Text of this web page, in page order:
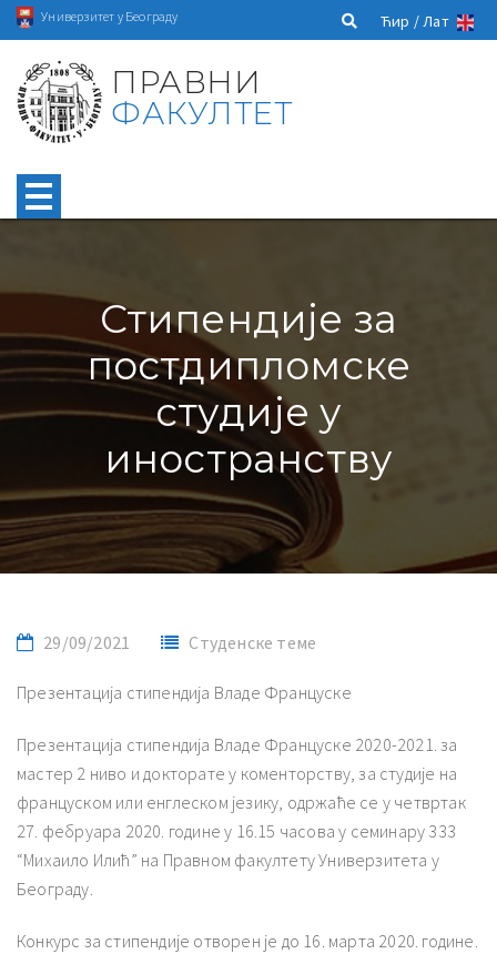
Универзитет у Београду Ћир /Лат
ПРАВНИ
ФАКУЛТЕТ
Стипендије за
постдипломске
студије у
иностранству
29/09/2021 Студенске теме
Презентација стипендија Владе Француске
Презентација стипендија Владе Француске 2020-2021. за
мастер 2 ниво и докторате у коменторству, за студије на
француском или енглеском језику, одржаће се у четвртак
27. фебруара 2020. године у 16.15 часова у семинару 333
“Михаило Илић” на Правном факултету Универзитета у
Београду.
Конкурс за стипендије отворен је до 16. марта 2020. године.